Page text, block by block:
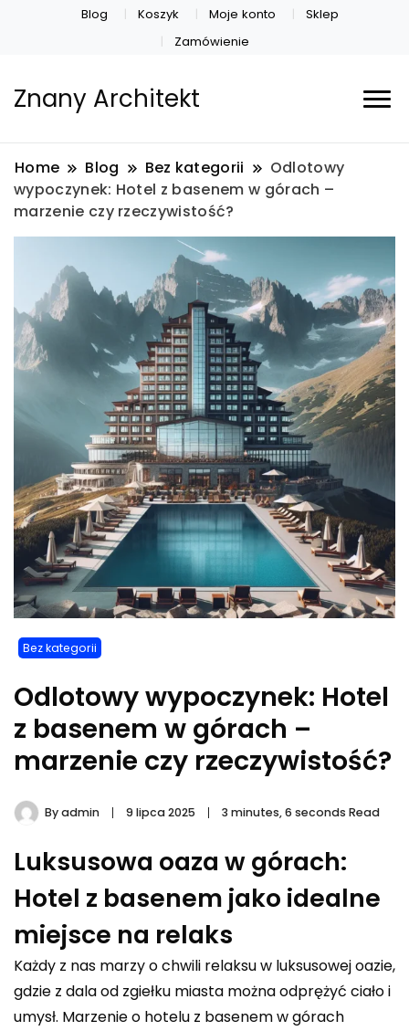
Blog Koszyk Moje konto
Sklep
Zamówienie
Znany Architekt
Home Blog Bez kategorii
Odlotowy
wypoczynek: Hotel z basenem w górach –
marzenie czy rzeczywistość?
Bez kategorii
Odlotowy wypoczynek: Hotel
z basenem w górach –
marzenie czy rzeczywistość?
Byadmin 9 lipca 2025 3 minutes, 6 seconds Read
Luksusowa oaza w górach:
Hotel z basenem jako idealne
miejsce na relaks
Każdy z nas marzy o chwili relaksu w luksusowej oazie,
gdzie z dala od zgiełku miasta można odprężyć ciało i
umysł. Marzenie o hotelu z basenem w górach